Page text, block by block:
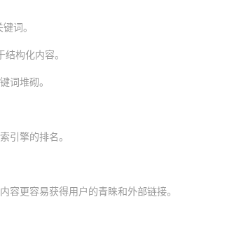
词。
构化内容。
词堆砌。
引擎的排名。
容更容易获得用户的青睐和外部链接。